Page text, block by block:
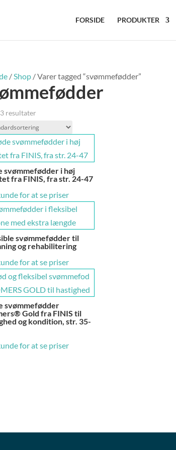
FORSIDE PRODUKTER
/Shop/ Varer tagged “svømmefødder”
resultater
svømmefødder i høj
fra FINIS, fra str. 24-47
for at se priser
svømmefødder til
og rehabilitering
for at se priser
svømmefødder
Gold fra FINIS til
og kondition, str. 35-
for at se priser